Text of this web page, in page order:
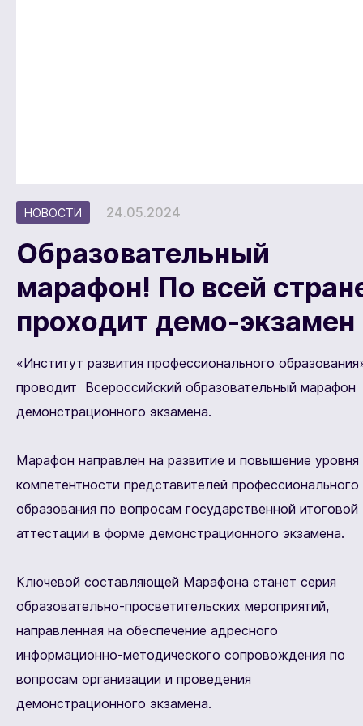
НОВОСТИ 24.05.2024
Образовательный
марафон! По всей
проходит демо-экзамен
«Институт развития профессионального
проводит Всероссийский образовательный марафон
демонстрационного экзамена.
Марафон направлен на развитие и повышение уровня
компетентности представителей профессионального
образования по вопросам государственной итоговой
аттестации в форме демонстрационного экзамена.
Ключевой составляющей Марафона станет серия
образовательно-просветительских мероприятий,
направленная на обеспечение адресного
информационно-методического сопровождения по
вопросам организации и проведения
демонстрационного экзамена.